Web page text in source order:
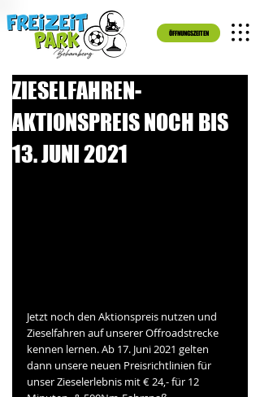
ÖFFNUNGSZEITEN
ZIESELFAHREN-
AKTIONSPREIS NOCH BIS
13. JUNI 2021
Jetzt noch den Aktionspreis nutzen und
Zieselfahren auf unserer Offroadstrecke
kennen lernen. Ab 17. Juni 2021 gelten
dann unsere neuen Preisrichtlinien für
unser Zieselerlebnis mit € 24,- für 12